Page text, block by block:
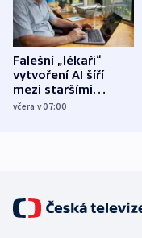
Falešní „lékaři“
vytvoření AI šíří
mezi staršími
Poláky nebezpečné
včera v 07:00